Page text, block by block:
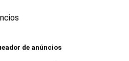
de anúncios